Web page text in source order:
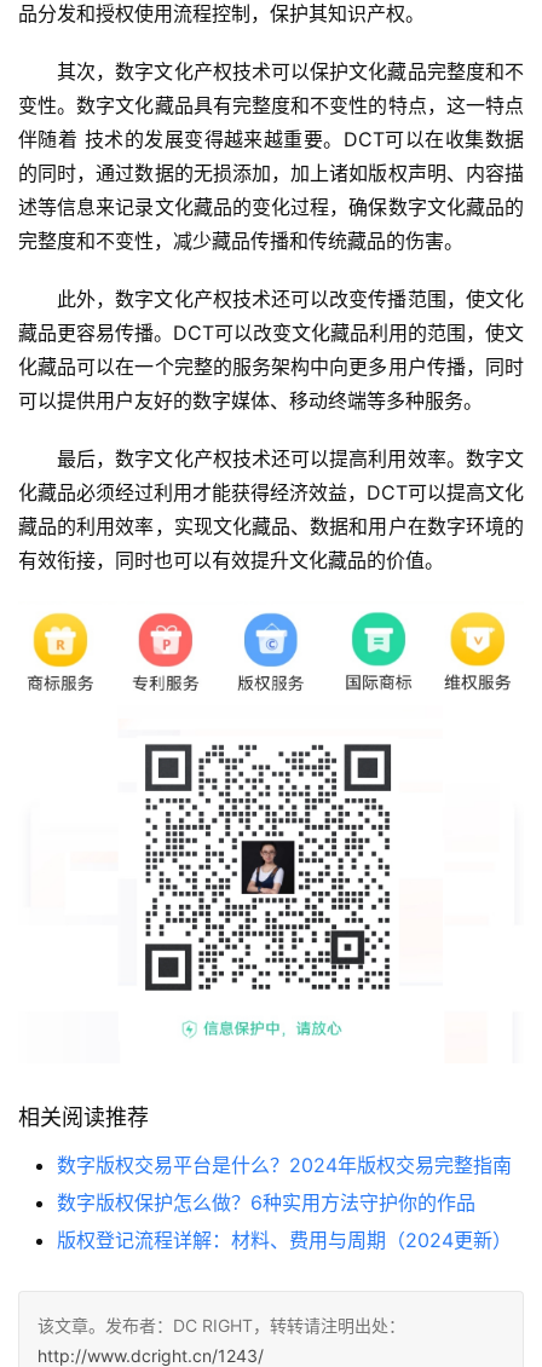
品分发和授权使用流程控制，保护其知识产权。
其次，数字文化产权技术可以保护文化藏品完整度和不
变性。数字文化藏品具有完整度和不变性的特点，这一特点
伴随着 技术的发展变得越来越重要。DCT可以在收集数据
的同时，通过数据的无损添加，加上诸如版权声明、内容描
述等信息来记录文化藏品的变化过程，确保数字文化藏品的
完整度和不变性，减少藏品传播和传统藏品的伤害。
此外，数字文化产权技术还可以改变传播范围，使文化
藏品更容易传播。DCT可以改变文化藏品利用的范围，使文
化藏品可以在一个完整的服务架构中向更多用户传播，同时
可以提供用户友好的数字媒体、移动终端等多种服务。
最后，数字文化产权技术还可以提高利用效率。数字文
化藏品必须经过利用才能获得经济效益，DCT可以提高文化
藏品的利用效率，实现文化藏品、数据和用户在数字环境的
有效衔接，同时也可以有效提升文化藏品的价值。
相关阅读推荐
数字版权交易平台是什么？2024年版权交易完整指南
数字版权保护怎么做？6种实用方法守护你的作品
版权登记流程详解：材料、费用与周期（2024更新）
该文章。发布者：DC RIGHT，转转请注明出处：
http://www.dcright.cn/1243/